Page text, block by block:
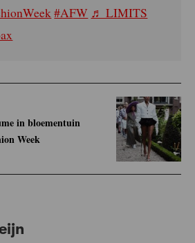
#AFW ♬ LIMITS
in bloementuin
Week